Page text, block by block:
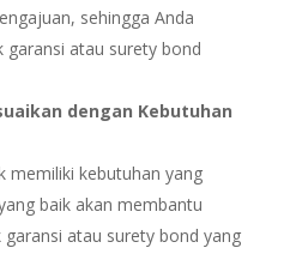
sehingga Anda
atau surety bond
dengan Kebutuhan
memiliki kebutuhan yang
baik akan membantu
atau surety bond yang